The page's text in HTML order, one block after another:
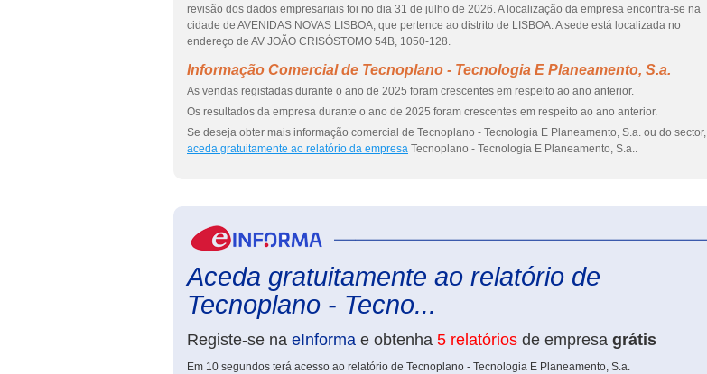
revisão dos dados empresariais foi no dia 31 de julho de 2026. A localização da empresa encontra-se na
cidade de AVENIDAS NOVAS LISBOA, que pertence ao distrito de LISBOA. A sede está localizada no
endereço de AV JOÃO CRISÓSTOMO 54B, 1050-128.
Informação Comercial de Tecnoplano - Tecnologia E Planeamento, S.a.
As vendas registadas durante o ano de 2025 foram crescentes em respeito ao ano anterior.
Os resultados da empresa durante o ano de 2025 foram crescentes em respeito ao ano anterior.
Se deseja obter mais informação comercial de Tecnoplano - Tecnologia E Planeamento, S.a. ou do sector,
aceda gratuitamente ao relatório da empresa Tecnoplano - Tecnologia E Planeamento, S.a..
Aceda gratuitamente ao relatório de
Tecnoplano - Tecno...
Registe-se na eInforma e obtenha 5 relatórios de empresa grátis
Em 10 segundos terá acesso ao relatório de Tecnoplano - Tecnologia E Planeamento, S.a.